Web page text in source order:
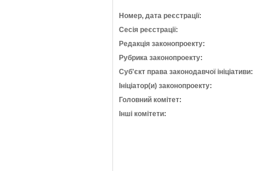
Номер, дата реєстрації:
Сесія реєстрації:
Редакція законопроекту:
Рубрика законопроекту:
Суб'єкт права законодавчої ініціативи:
Ініціатор(и) законопроекту:
Головний комітет:
Інші комітети: